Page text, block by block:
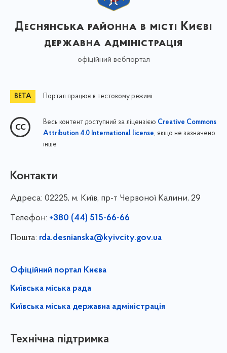
Деснянська районна в місті Києві
державна адміністрація
офіційний вебпортал
Портал працює в тестовому режимі
Весь контент доступний за ліцензією Creative Commons
Attribution 4.0 International license, якщо не зазначено
інше
Контакти
Адреса: 02225, м. Київ, пр-т Червоної Калини, 29
Телефон: +380 (44) 515-66-66
Пошта: rda.desnianska@kyivcity.gov.ua
Офіційний портал Києва
Київська міська рада
Київська міська державна адміністрація
Технічна підтримка